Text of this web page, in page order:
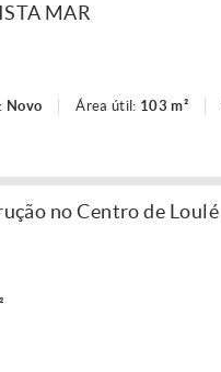
MAR
Novo Área útil: 103 m²
no Centro de Loulé